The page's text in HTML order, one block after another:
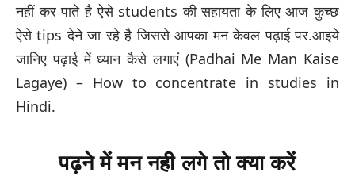
नहीं कर पाते है ऐसे students की सहायता के लिए आज कुच्छ
ऐसे tips देने जा रहे है जिससे आपका मन केवल पढ़ाई पर.आइये
जानिए पढ़ाई में ध्यान कैसे लगाएं (Padhai Me Man Kaise
Lagaye) – How to concentrate in studies in
Hindi.
पढ़ने में मन नही लगे तो क्या करें